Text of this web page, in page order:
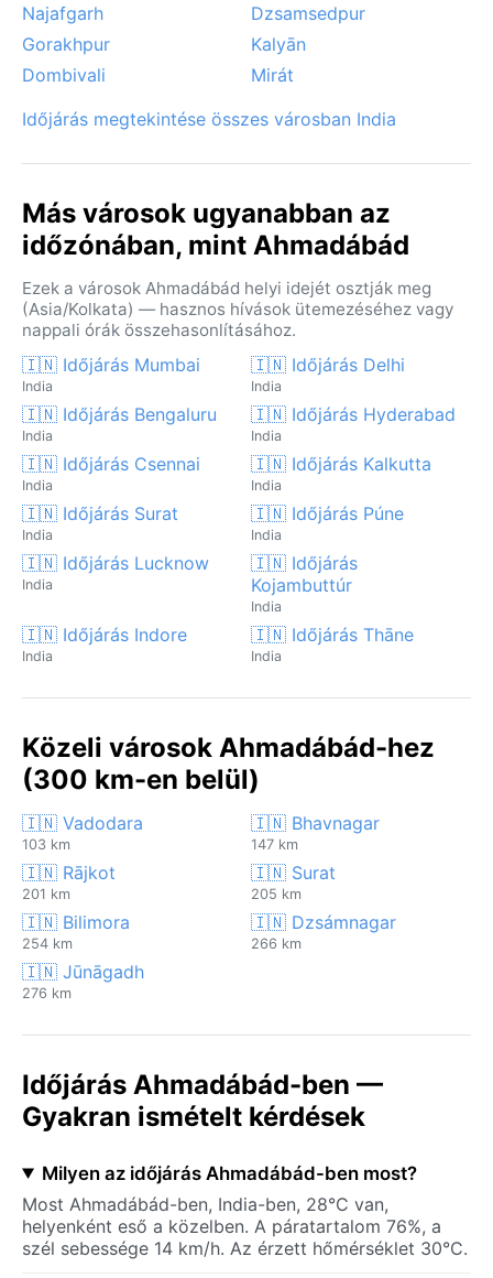
Najafgarh
Dzsamsedpur
Gorakhpur
Kalyān
Dombivali
Mirát
Időjárás megtekintése összes városban India
Más városok ugyanabban az
időzónában, mint Ahmadábád
Ezek a városok Ahmadábád helyi idejét osztják meg
(Asia/Kolkata) — hasznos hívások ütemezéséhez vagy
nappali órák összehasonlításához.
🇮🇳 Időjárás Mumbai
India
🇮🇳 Időjárás Delhi
India
🇮🇳 Időjárás Bengaluru
India
🇮🇳 Időjárás Hyderabad
India
🇮🇳 Időjárás Csennai
India
🇮🇳 Időjárás Kalkutta
India
🇮🇳 Időjárás Surat
India
🇮🇳 Időjárás Púne
India
🇮🇳 Időjárás Lucknow
India
🇮🇳 Időjárás
Kojambuttúr
India
🇮🇳 Időjárás Indore
India
🇮🇳 Időjárás Thāne
India
Közeli városok Ahmadábád-hez
(300 km-en belül)
🇮🇳 Vadodara
103 km
🇮🇳 Bhavnagar
147 km
🇮🇳 Rājkot
201 km
🇮🇳 Surat
205 km
🇮🇳 Bilimora
254 km
🇮🇳 Dzsámnagar
266 km
🇮🇳 Jūnāgadh
276 km
Időjárás Ahmadábád-ben —
Gyakran ismételt kérdések
Milyen az időjárás Ahmadábád-ben most?
Most Ahmadábád-ben, India-ben, 28°C van,
helyenként eső a közelben. A páratartalom 76%, a
szél sebessége 14 km/h. Az érzett hőmérséklet 30°C.